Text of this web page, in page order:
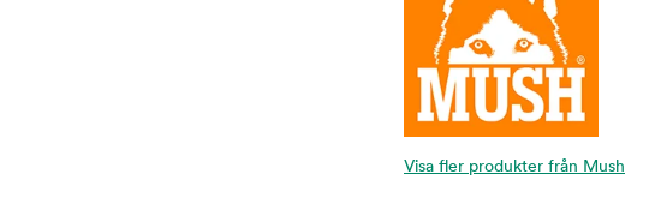
Visa fler produkter från Mush